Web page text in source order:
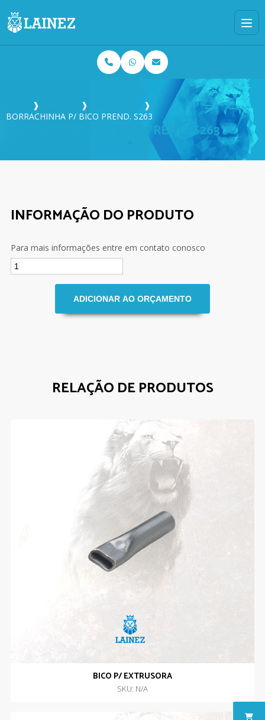
❱ ❱
❱
BORRACHINHA P/ BICO PREND. S263
BORRACHINHA P/ BICO PREND. S263
INFORMAÇÃO DO PRODUTO
Para mais informações entre em contato conosco
RELAÇÃO DE PRODUTOS
BICO P/ EXTRUSORA
SKU: N/A